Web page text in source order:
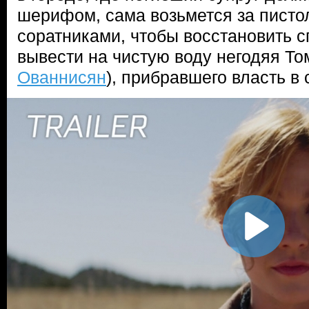
шерифом, сама возьмется за
соратниками, чтобы восстановить
вывести на чистую воду негодяя
Ованнисян), прибравшего власть в